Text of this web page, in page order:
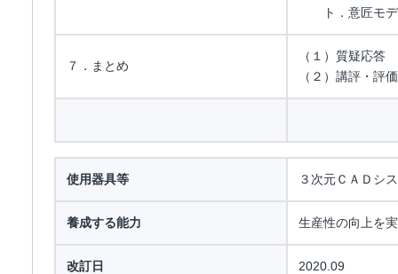
ト．意匠モデ
７．まとめ
（１）質疑応答
（２）講評・評価
使用器具等 ３次元ＣＡＤシ
養成する能力 生産性の向上を
改訂日 2020.09